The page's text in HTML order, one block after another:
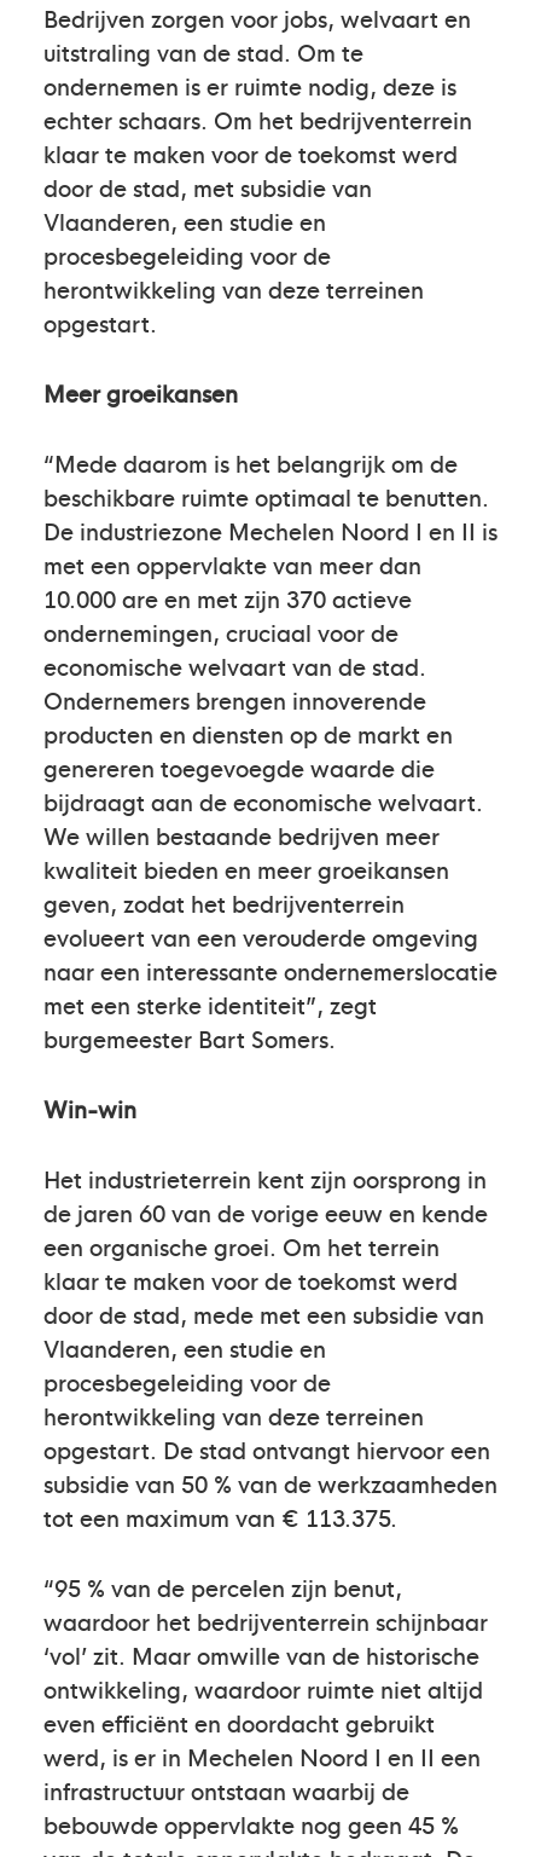
Bedrijven zorgen voor jobs, welvaart en
uitstraling van de stad. Om te
ondernemen is er ruimte nodig, deze is
echter schaars. Om het bedrijventerrein
klaar te maken voor de toekomst werd
door de stad, met subsidie van
Vlaanderen, een studie en
procesbegeleiding voor de
herontwikkeling van deze terreinen
opgestart.
Meer groeikansen
“Mede daarom is het belangrijk om de
beschikbare ruimte optimaal te benutten.
De industriezone Mechelen Noord I en II is
met een oppervlakte van meer dan
10.000 are en met zijn 370 actieve
ondernemingen, cruciaal voor de
economische welvaart van de stad.
Ondernemers brengen innoverende
producten en diensten op de markt en
genereren toegevoegde waarde die
bijdraagt aan de economische welvaart.
We willen bestaande bedrijven meer
kwaliteit bieden en meer groeikansen
geven, zodat het bedrijventerrein
evolueert van een verouderde omgeving
naar een interessante ondernemerslocatie
met een sterke identiteit”, zegt
burgemeester Bart Somers.
Win-win
Het industrieterrein kent zijn oorsprong in
de jaren 60 van de vorige eeuw en kende
een organische groei. Om het terrein
klaar te maken voor de toekomst werd
door de stad, mede met een subsidie van
Vlaanderen, een studie en
procesbegeleiding voor de
herontwikkeling van deze terreinen
opgestart. De stad ontvangt hiervoor een
subsidie van 50 % van de werkzaamheden
tot een maximum van € 113.375.
“95 % van de percelen zijn benut,
waardoor het bedrijventerrein schijnbaar
‘vol’ zit. Maar omwille van de historische
ontwikkeling, waardoor ruimte niet altijd
even efficiënt en doordacht gebruikt
werd, is er in Mechelen Noord I en II een
infrastructuur ontstaan waarbij de
bebouwde oppervlakte nog geen 45 %